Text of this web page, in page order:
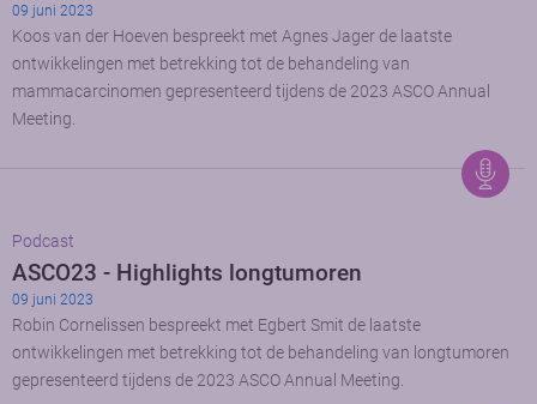
09 juni 2023
Koos van der Hoeven bespreekt met Agnes Jager de laatste
ontwikkelingen met betrekking tot de behandeling van
mammacarcinomen gepresenteerd tijdens de 2023 ASCO Annual
Meeting.
Podcast
ASCO23 - Highlights longtumoren
09 juni 2023
Robin Cornelissen bespreekt met Egbert Smit de laatste
ontwikkelingen met betrekking tot de behandeling van longtumoren
gepresenteerd tijdens de 2023 ASCO Annual Meeting.